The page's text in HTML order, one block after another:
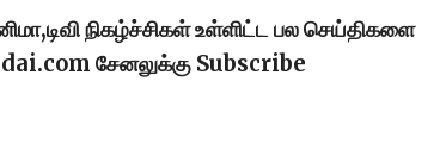
நிகழ்ச்சிகள் உள்ளிட்ட பல செய்திகளை
சேனலுக்கு Subscribe